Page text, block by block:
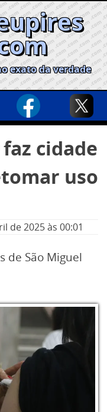
exato da verdade
cidade
uso
de 2025às 00:01
de São Miguel